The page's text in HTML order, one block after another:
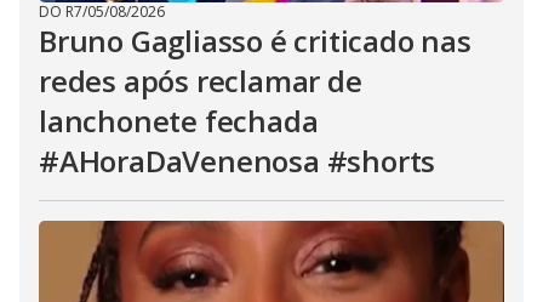
DO R7/05/08/2026
Bruno Gagliasso é criticado nas
redes após reclamar de
lanchonete fechada
#AHoraDaVenenosa #shorts